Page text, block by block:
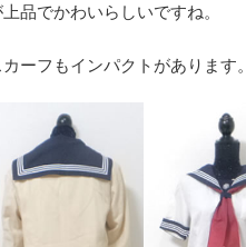
品でかわいらしいですね。
ーフもインパクトがあります。